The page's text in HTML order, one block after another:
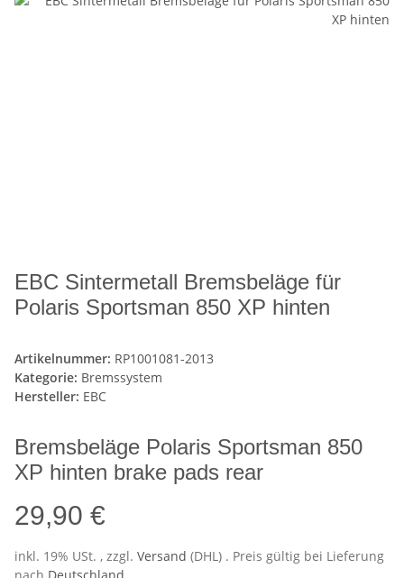
EBC Sintermetall Bremsbeläge für
Polaris Sportsman 850 XP hinten
Artikelnummer: RP1001081-2013
Kategorie: Bremssystem
Hersteller: EBC
Bremsbeläge Polaris Sportsman 850
XP hinten brake pads rear
29,90 €
inkl. 19% USt. , zzgl. Versand (DHL) . Preis gültig bei Lieferung